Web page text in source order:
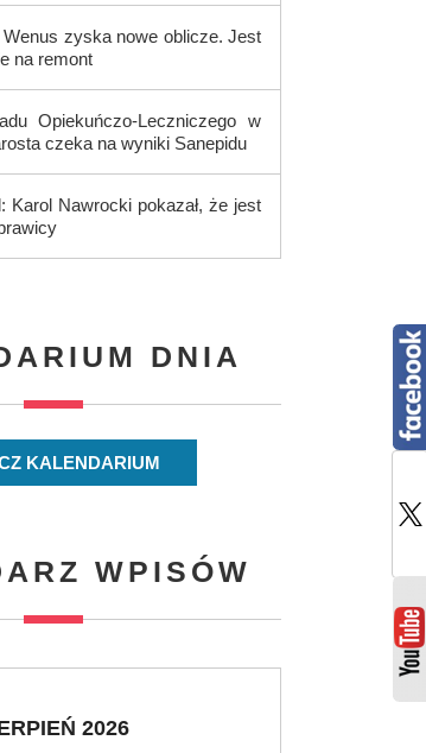
zyska nowe oblicze. Jest
na remont
Opiekuńczo-Leczniczego w
czeka na wyniki Sanepidu
Karol Nawrocki pokazał, że jest
DNIA
KALENDARIUM
WPISÓW
2026